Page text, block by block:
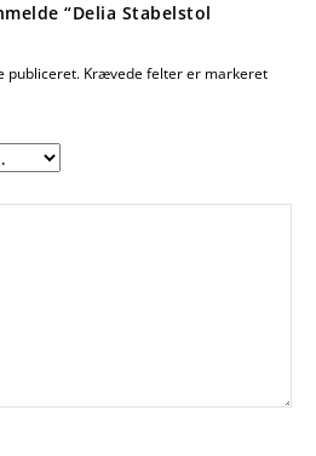
“Delia Stabelstol
publiceret. Krævede felter er markeret